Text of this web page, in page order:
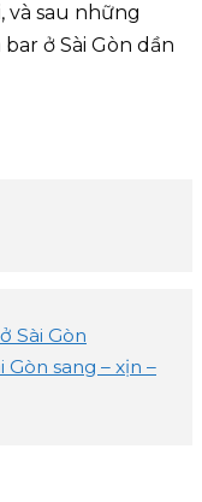
và sau những
ở Sài Gòn dần
Sài Gòn
sang – xịn –